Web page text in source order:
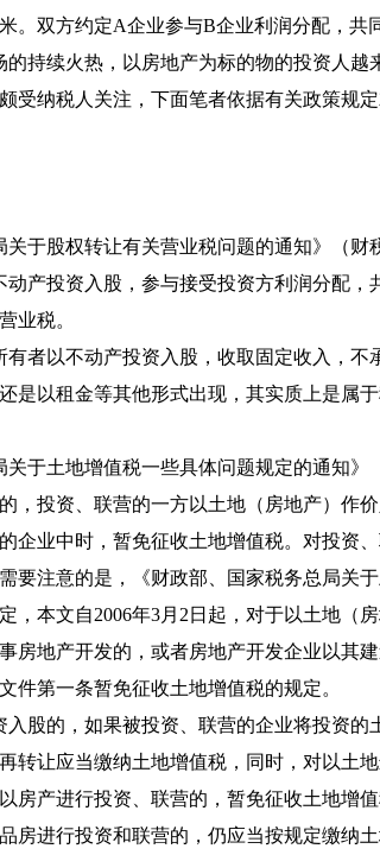
。双方约定A企业参与B企业利润分配，共
的持续火热，以房地产为标的物的投资人越
受纳税人关注，下面笔者依据有关政策规
关于股权转让有关营业税问题的通知》（财
动产投资入股，参与接受投资方利润分配
业税。
有者以不动产投资入股，收取固定收入，不
是以租金等其他形式出现，其实质上是属
关于土地增值税一些具体问题规定的通知》
，投资、联营的一方以土地（房地产）作
企业中时，暂免征收土地增值税。对投资
要注意的是，《财政部、国家税务总局关
，本文自2006年3月2日起，对于以土地（
房地产开发的，或者房地产开发企业以其
文件第一条暂免征收土地增值税的规定。
股的，如果被投资、联营的企业将投资的
转让应当缴纳土地增值税，同时，对以土
房产进行投资、联营的，暂免征收土地增
房进行投资和联营的，仍应当按规定缴纳